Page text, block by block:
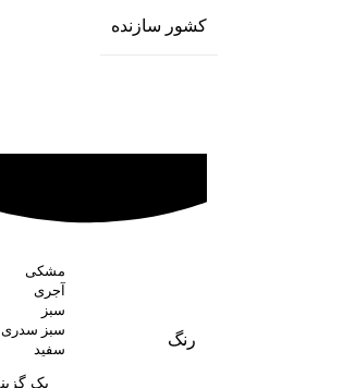
کشور سازنده
رنگ
مشکی
آجری
سبز
سبز سدری
سفید